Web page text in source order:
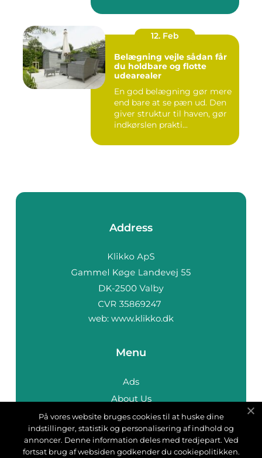
12. Feb
Belægning vejle sådan får
du holdbare og flotte
udearealer
En god belægning gør mere
end bare at se pæn ud. Den
giver struktur til haven, gør
indkørslen prakti...
Address
web: www.klikko.dk
Menu
Ads
About Us
Cookies
Contact
Sitemap
På vores website bruges cookies til at huske dine
indstillinger, statistik og personalisering af indhold og
annoncer. Denne information deles med tredjepart. Ved
fortsat brug af websiden godkender du cookiepolitikken.